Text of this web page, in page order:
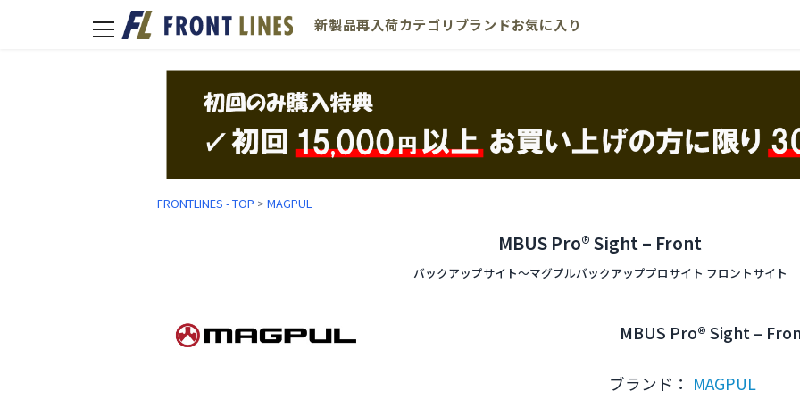
toggle
新製品再入荷カテゴリ ブランドお気に入り
FRONTLINES - TOP > MAGPUL
MBUS Pro® Sight – Front
バックアップサイト〜マグプルバックアッププロサイト フロントサイト
MBUS Pro® Sight –
ブランド： MAGPUL